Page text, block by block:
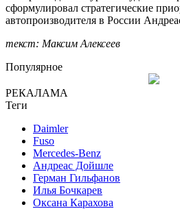
сформулировал стратегические
автопроизводителя в России
текст: Максим Алексеев
Популярное
РЕКАЛАМА
Теги
Daimler
Fuso
Mercedes-Benz
Андреас Дойшле
Герман Гильфанов
Илья Бочкарев
Оксана Карахова